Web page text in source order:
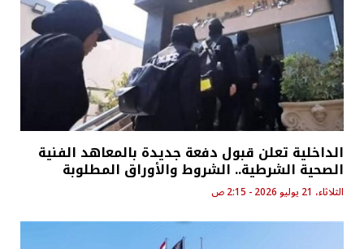
الداخلية تعلن قبول دفعة جديدة بالمعاهد الفنية
الصحية الشرطية.. الشروط والأوراق المطلوبة
الثلاثاء، 21 يوليو 2026 - 2:15 ص